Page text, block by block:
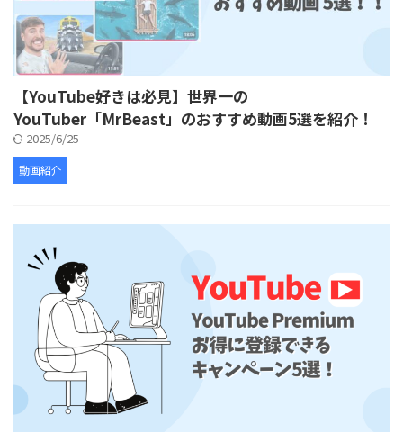
【YouTube好きは必見】世界一の
YouTuber「MrBeast」のおすすめ動画5選を紹介！
2025/6/25
動画紹介